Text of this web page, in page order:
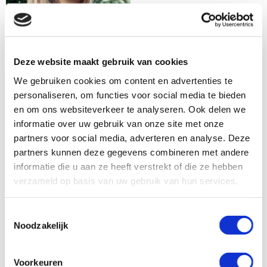
Deze website maakt gebruik van cookies
We gebruiken cookies om content en advertenties te
personaliseren, om functies voor social media te bieden
en om ons websiteverkeer te analyseren. Ook delen we
informatie over uw gebruik van onze site met onze
partners voor social media, adverteren en analyse. Deze
partners kunnen deze gegevens combineren met andere
informatie die u aan ze heeft verstrekt of die ze hebben
verzameld op basis van uw gebruik van hun services.
Noodzakelijk
Voorkeuren
buikpijn, frustratie, maar
ook het besef dat je moet
dingen, je grenzen moet
verleggen en leren kennen, uitdagingen moet aangaan
en goed voor jezelf moet zorgen.
Door haar positiviteit, doorzettingsvermogen en humor
vecht ze zich er doorheen. Op haar sociaal media
@eenlevenmetcolitis deelt ze haar leven en probeert zo
het taboe rondom spijsverteringsziektes te doorbreken.
Wil jij je verhaal kwijt?
met Crohn of colitis? Dat kan in onze besloten